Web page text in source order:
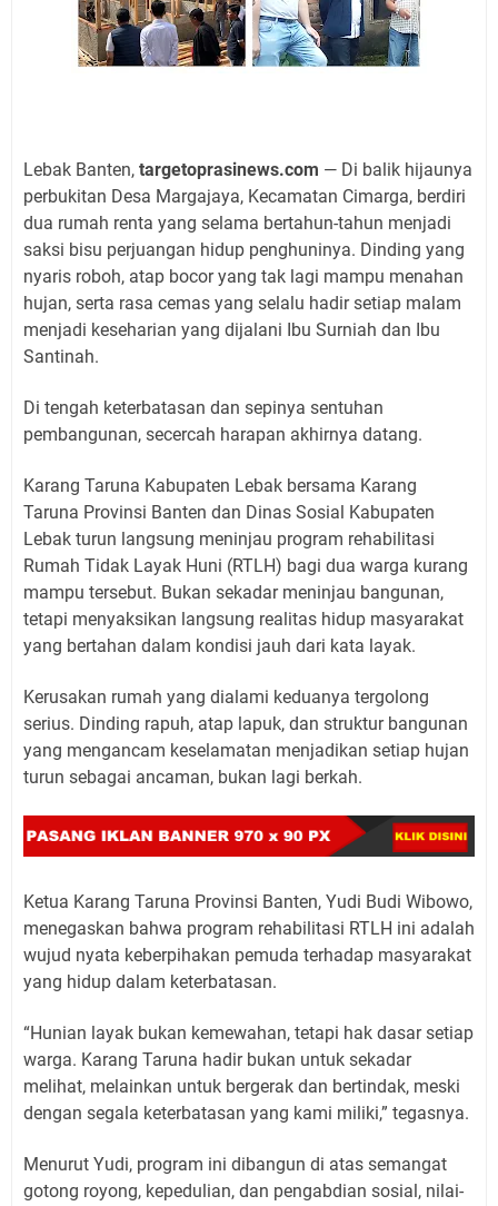
Lebak Banten, targetoprasinews.com — Di balik hijaunya
perbukitan Desa Margajaya, Kecamatan Cimarga, berdiri
dua rumah renta yang selama bertahun-tahun menjadi
saksi bisu perjuangan hidup penghuninya. Dinding yang
nyaris roboh, atap bocor yang tak lagi mampu menahan
hujan, serta rasa cemas yang selalu hadir setiap malam
menjadi keseharian yang dijalani Ibu Surniah dan Ibu
Santinah.
Di tengah keterbatasan dan sepinya sentuhan
pembangunan, secercah harapan akhirnya datang.
Karang Taruna Kabupaten Lebak bersama Karang
Taruna Provinsi Banten dan Dinas Sosial Kabupaten
Lebak turun langsung meninjau program rehabilitasi
Rumah Tidak Layak Huni (RTLH) bagi dua warga kurang
mampu tersebut. Bukan sekadar meninjau bangunan,
tetapi menyaksikan langsung realitas hidup masyarakat
yang bertahan dalam kondisi jauh dari kata layak.
Kerusakan rumah yang dialami keduanya tergolong
serius. Dinding rapuh, atap lapuk, dan struktur bangunan
yang mengancam keselamatan menjadikan setiap hujan
turun sebagai ancaman, bukan lagi berkah.
Ketua Karang Taruna Provinsi Banten, Yudi Budi Wibowo,
menegaskan bahwa program rehabilitasi RTLH ini adalah
wujud nyata keberpihakan pemuda terhadap masyarakat
yang hidup dalam keterbatasan.
“Hunian layak bukan kemewahan, tetapi hak dasar setiap
warga. Karang Taruna hadir bukan untuk sekadar
melihat, melainkan untuk bergerak dan bertindak, meski
dengan segala keterbatasan yang kami miliki,” tegasnya.
Menurut Yudi, program ini dibangun di atas semangat
gotong royong, kepedulian, dan pengabdian sosial, nilai-